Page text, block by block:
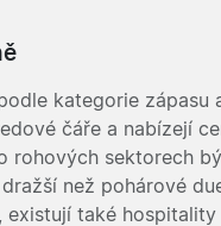
kategorie zápasu
čáře a nabízejí
rohových sektorech
než pohárové
také